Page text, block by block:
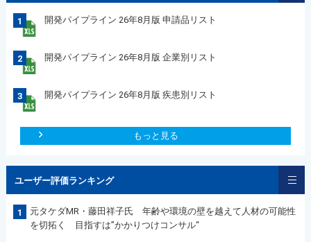
1 開発パイプライン 26年8月版 申請品リスト
2 開発パイプライン 26年8月版 企業別リスト
3 開発パイプライン 26年8月版 疾患別リスト
もっと見る
ユーザー評価ランキング
1
元タケダMR・藤田祥子氏 年齢や環境の壁を越えて人材の可能性
を切拓く 目指すは”かかりつけコンサル“